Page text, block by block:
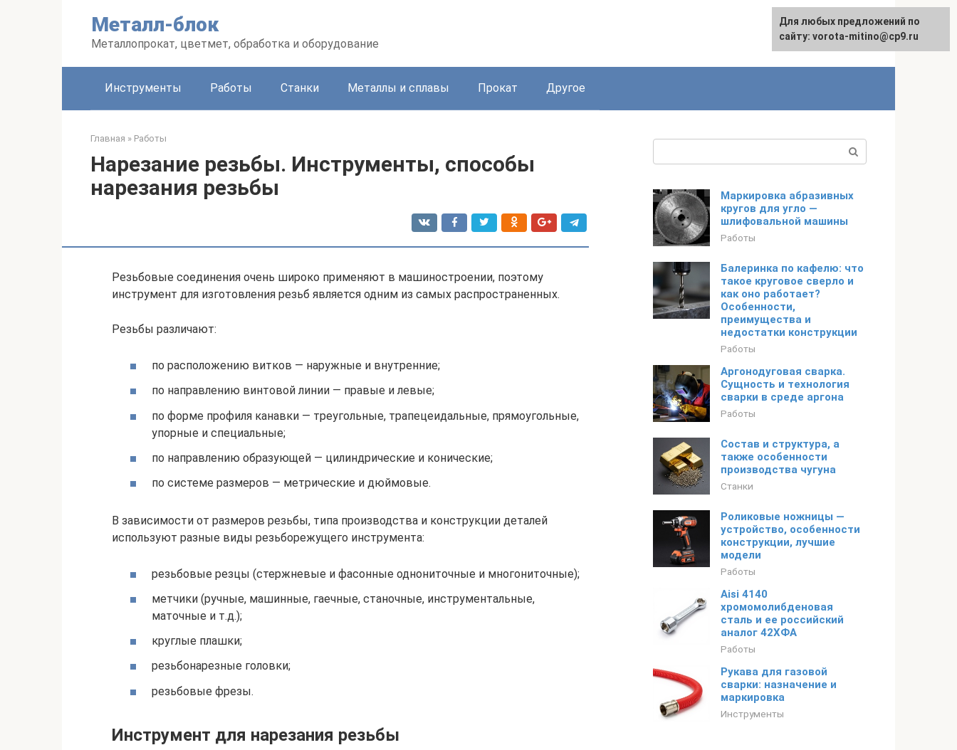
Металл-блок
Металлопрокат, цветмет, обработка и оборудование
Инструменты Работы Станки Металлы и сплавы Прокат Другое
Главная » Работы
Нарезание резьбы. Инструменты, способы
нарезания резьбы
Резьбовые соединения очень широко применяют в машиностроении, поэтому
инструмент для изготовления резьб является одним из самых распространенных.
Резьбы различают:
по расположению витков — наружные и внутренние;
по направлению винтовой линии — правые и левые;
по форме профиля канавки — треугольные, трапецеидальные, прямоугольные,
упорные и специальные;
по направлению образующей — цилиндрические и конические;
по системе размеров — метрические и дюймовые.
В зависимости от размеров резьбы, типа производства и конструкции деталей
используют разные виды резьборежущего инструмента:
резьбовые резцы (стержневые и фасонные однониточные и многониточные);
метчики (ручные, машинные, гаечные, станочные, инструментальные,
маточные и т.д.);
круглые плашки;
резьбонарезные головки;
резьбовые фрезы.
Инструмент для нарезания резьбы
Маркировка абразивных
кругов для угло —
шлифовальной машины
Работы
Балеринка по кафелю: что
такое круговое сверло и
как оно работает?
Особенности,
преимущества и
недостатки конструкции
Работы
Аргонодуговая сварка.
Сущность и технология
сварки в среде аргона
Работы
Состав и структура, а
также особенности
производства чугуна
Станки
Роликовые ножницы —
устройство, особенности
конструкции, лучшие
модели
Работы
Aisi 4140
хромомолибденовая
сталь и ее российский
аналог 42ХФА
Работы
Рукава для газовой
сварки: назначение и
маркировка
Инструменты
Для любых предложений по
сайту: vorota-mitino@cp9.ru